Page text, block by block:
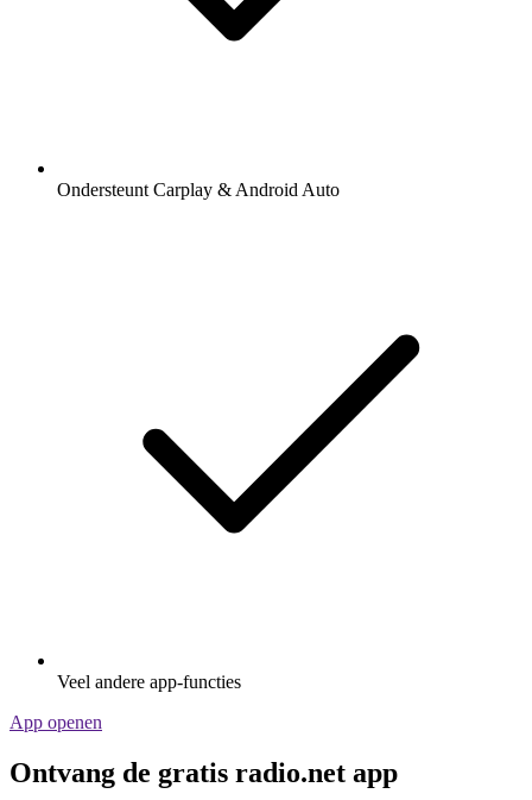
Ondersteunt Carplay & Android Auto
Veel andere app-functies
App openen
Ontvang de gratis radio.net app